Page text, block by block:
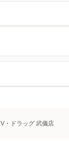
V・ドラッグ 武儀店